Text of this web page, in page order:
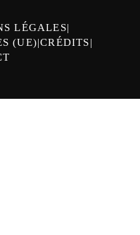
LÉGALES
(UE) CRÉDITS